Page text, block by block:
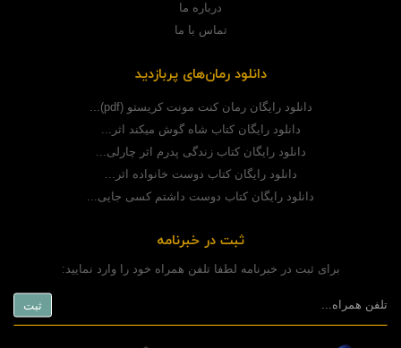
درباره ما
تماس با ما
دانلود رمان‌های پربازدید
دانلود رایگان رمان کنت مونت کریستو (pdf)...
دانلود رایگان کتاب شاه گوش میکند اثر...
دانلود رایگان کتاب زندگی پدرم اثر چارلی...
دانلود رایگان کتاب دوست خانواده اثر...
دانلود رایگان کتاب دوست داشتم کسی جایی...
ثبت در خبرنامه
برای ثبت در خبرنامه لطفا تلفن همراه خود را وارد نمایید: